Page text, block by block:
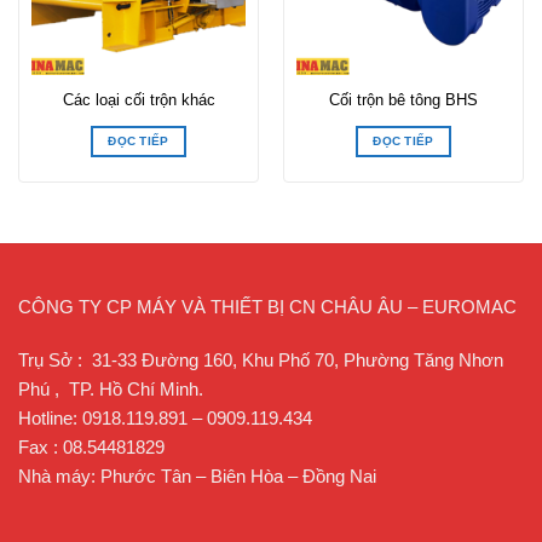
Các loại cối trộn khác
ĐỌC TIẾP
Cối trộn bê tông BHS
ĐỌC TIẾP
CÔNG TY CP MÁY VÀ THIẾT BỊ CN CHÂU ÂU – EUROMAC
Trụ Sở : 31-33 Đường 160, Khu Phố 70, Phường Tăng Nhơn
Phú , TP. Hồ Chí Minh.
Hotline: 0918.119.891 – 0909.119.434
Fax : 08.54481829
Nhà máy: Phước Tân – Biên Hòa – Đồng Nai